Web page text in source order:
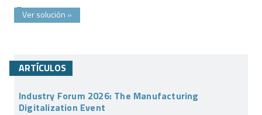
Ver solución »
ARTÍCULOS
Industry Forum 2026: The Manufacturing
Digitalization Event